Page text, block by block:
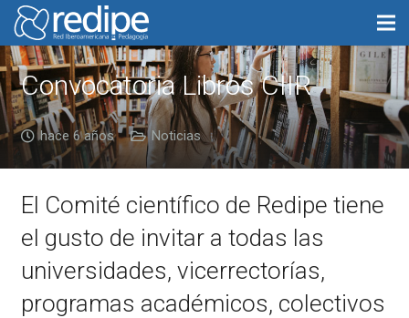
Convocatoria Libros CIIR
hace 6 años Noticias
El Comité científico de Redipe tiene
el gusto de invitar a todas las
universidades, vicerrectorías,
programas académicos, colectivos